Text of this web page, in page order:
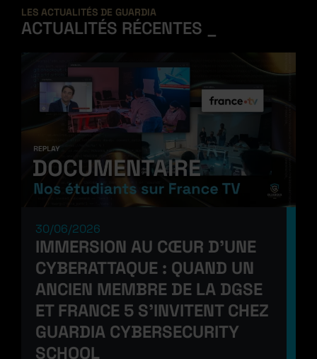
LES ACTUALITÉS DE GUARDIA
ACTUALITÉS RÉCENTES
30/06/2026
IMMERSION AU CŒUR D’UNE
CYBERATTAQUE : QUAND UN
ANCIEN MEMBRE DE LA DGSE
ET FRANCE 5 S’INVITENT CHEZ
GUARDIA CYBERSECURITY
SCHOOL